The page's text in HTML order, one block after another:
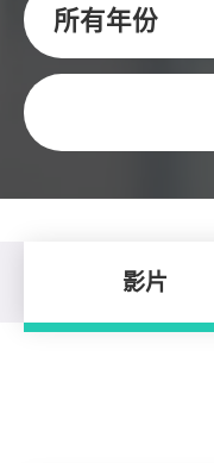
所有年份
关键字
影片